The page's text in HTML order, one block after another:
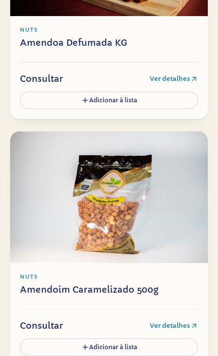
NUTS
Amendoa Defumada KG
Consultar Ver detalhes
Adicionar à lista
NUTS
Amendoim Caramelizado 500g
Consultar Ver detalhes
Adicionar à lista